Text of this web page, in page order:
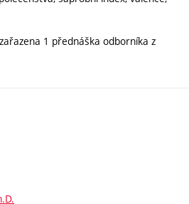
1 přednáška odborníka z